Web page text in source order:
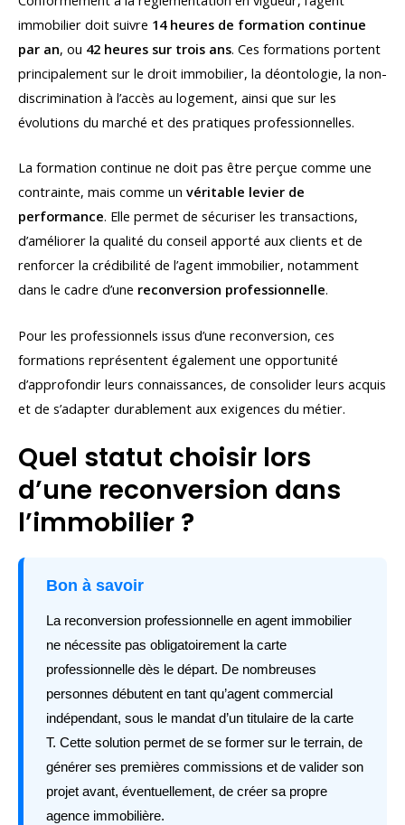
immobilier doit suivre 14 heures de formation continue
par an, ou 42 heures sur trois ans. Ces formations portent
principalement sur le droit immobilier, la déontologie, la non-
discrimination à l’accès au logement, ainsi que sur les
évolutions du marché et des pratiques professionnelles.
La formation continue ne doit pas être perçue comme une
contrainte, mais comme un véritable levier de
performance. Elle permet de sécuriser les transactions,
d’améliorer la qualité du conseil apporté aux clients et de
renforcer la crédibilité de l’agent immobilier, notamment
dans le cadre d’une reconversion professionnelle.
Pour les professionnels issus d’une reconversion, ces
formations représentent également une opportunité
d’approfondir leurs connaissances, de consolider leurs acquis
et de s’adapter durablement aux exigences du métier.
Quel statut choisir lors
d’une reconversion dans
l’immobilier ?
Bon à savoir
La reconversion professionnelle en agent immobilier
ne nécessite pas obligatoirement la carte
professionnelle dès le départ. De nombreuses
personnes débutent en tant qu’agent commercial
indépendant, sous le mandat d’un titulaire de la carte
T. Cette solution permet de se former sur le terrain, de
générer ses premières commissions et de valider son
projet avant, éventuellement, de créer sa propre
agence immobilière.